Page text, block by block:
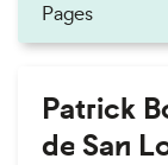
Pages
Patrick
de San